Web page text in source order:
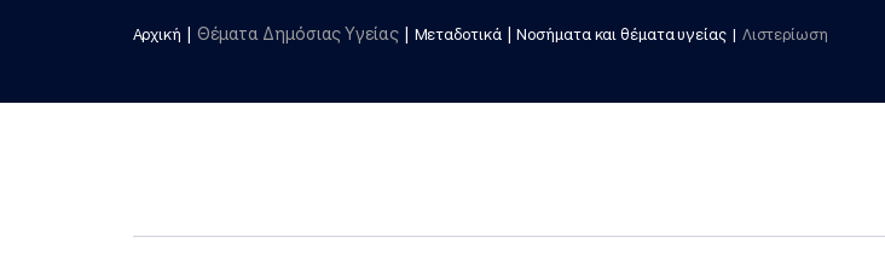
Αρχική Θέματα Δημόσιας Υγείας Μεταδοτικά Νοσήματα και θέματα υγείας Λιστερίωση